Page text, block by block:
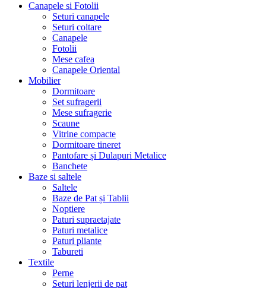
Canapele si Fotolii
Seturi canapele
Seturi coltare
Canapele
Fotolii
Mese cafea
Canapele Oriental
Mobilier
Dormitoare
Set sufragerii
Mese sufragerie
Scaune
Vitrine compacte
Dormitoare tineret
Pantofare și Dulapuri Metalice
Banchete
Baze si saltele
Saltele
Baze de Pat și Tablii
Noptiere
Paturi supraetajate
Paturi metalice
Paturi pliante
Tabureti
Textile
Perne
Seturi lenjerii de pat